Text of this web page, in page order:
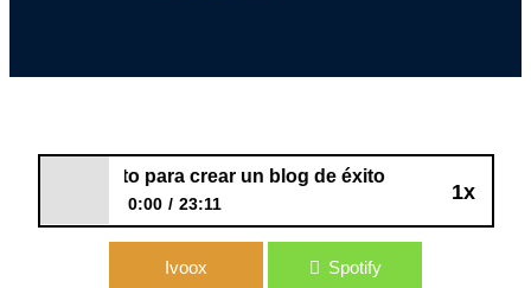
1x
El secreto para crear un blog de éxito
0:00 23:11
178: El secreto para crear un blog de
Ivoox Spotify